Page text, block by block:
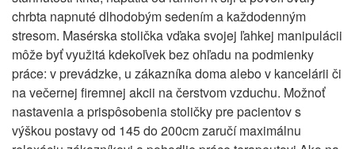
chrbta napnuté dlhodobým sedením a každodenným
stresom. Masérska stolička vďaka svojej ľahkej manipulácii
môže byť využitá kdekoľvek bez ohľadu na podmienky
práce: v prevádzke, u zákazníka doma alebo v kancelárii či
na večernej firemnej akcii na čerstvom vzduchu. Možnoť
nastavenia a prispôsobenia stoličky pre pacientov s
výškou postavy od 145 do 200cm zaručí maximálnu